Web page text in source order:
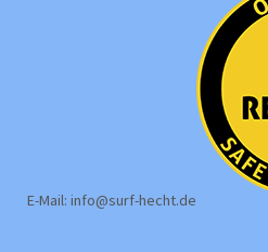
E-Mail: info@surf-hecht.de